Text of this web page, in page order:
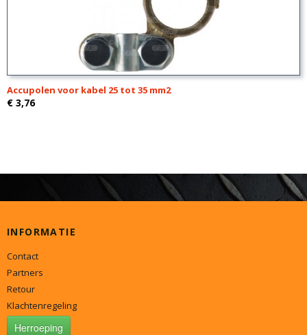
Accupolen voor kabel 25 tot 35 mm2
€ 3,76
INFORMATIE
Contact
Partners
Retour
Klachtenregeling
Herroeping